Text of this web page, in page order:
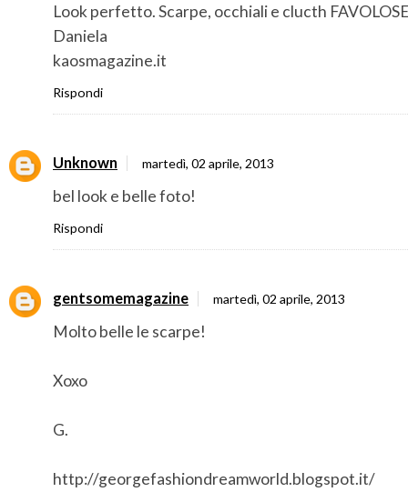
Look perfetto. Scarpe, occhiali e clucth
Daniela
kaosmagazine.it
Rispondi
Unknown martedì, 02 aprile, 2013
bel look e belle foto!
Rispondi
gentsomemagazine martedì, 02 aprile, 2013
Molto belle le scarpe!
Xoxo
G.
http://georgefashiondreamworld.blogspot.it/